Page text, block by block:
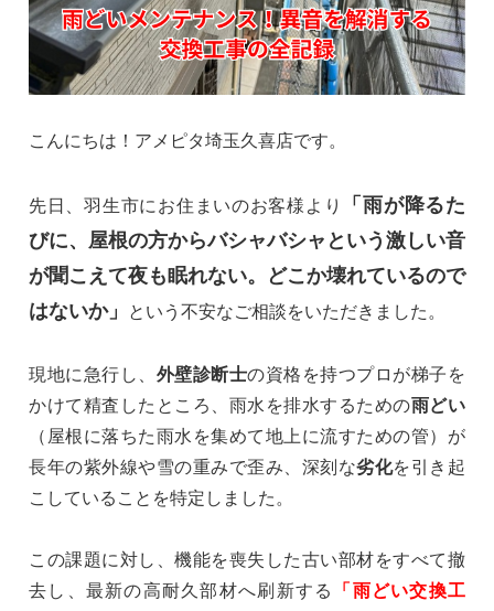
こんにちは！アメピタ埼玉久喜店です。
先日、羽生市にお住まいのお客様より
「雨が降るた
びに、屋根の方からバシャバシャという激しい音
が聞こえて夜も眠れない。どこか壊れているので
はないか」
という不安なご相談をいただきました。
現地に急行し、 外壁診断士の資格を持つプロが梯子を
かけて精査したところ、雨水を排水するための雨どい
（屋根に落ちた雨水を集めて地上に流すための管）が
長年の紫外線や雪の重みで歪み、深刻な劣化を引き起
こしていることを特定しました。
この課題に対し、機能を喪失した古い部材をすべて撤
去し、最新の高耐久部材へ刷新する
「雨どい交換工